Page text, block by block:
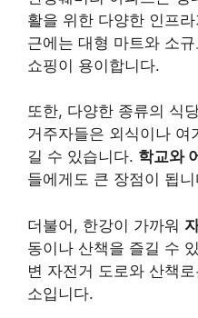
활을 위한 다양한 인프
근에는 대형 마트와 소
쇼핑이 용이합니다.
또한, 다양한 종류의 식
거주자들은 외식이나 여
길 수 있습니다. 학교와
들에게도 큰 장점이 됩니
더불어, 한강이 가까워
동이나 산책을 즐길 수
변 자전거 도로와 산책
소입니다.